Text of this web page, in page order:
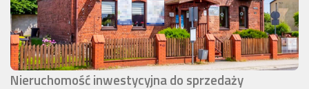
Nieruchomość inwestycyjna do sprzedaży